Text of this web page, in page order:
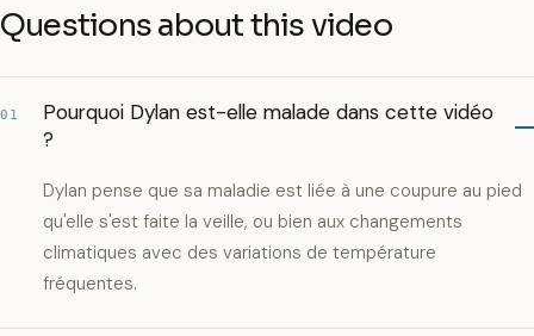
Questions about this video
01
Pourquoi Dylan est-elle malade dans cette vidéo
?
Dylan pense que sa maladie est liée à une coupure au pied
qu'elle s'est faite la veille, ou bien aux changements
climatiques avec des variations de température
fréquentes.